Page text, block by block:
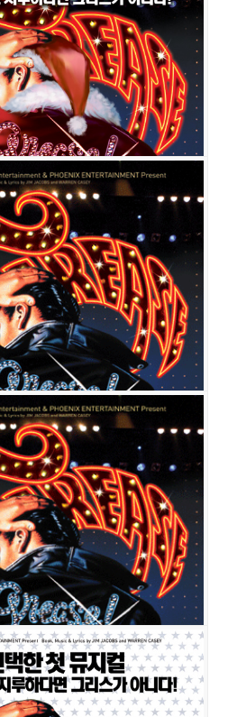
28
홀
유하나조영주손승현이태은인진우
소영
31
신주연김영빈김경화인진우조영주
팽
현식송하나 황진성김상미강해라 공민섭
01
장
나최보영손승현이민아 주원이정우
이
대석이태은 하늘최윤형
14